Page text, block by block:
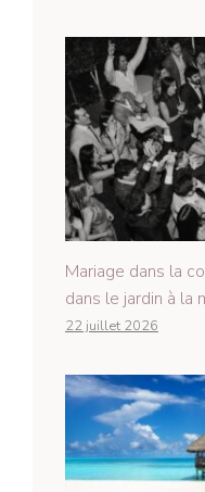
Mariage dans la
dans le jardin à la
22 juillet 2026